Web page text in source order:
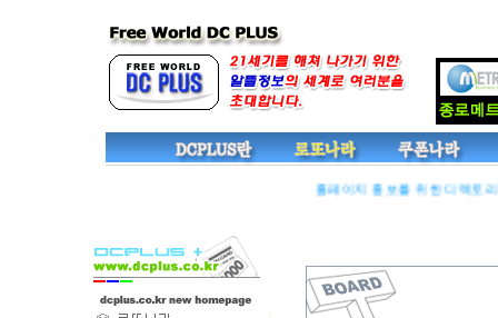
홈페이지 홍보를 위한 디렉토